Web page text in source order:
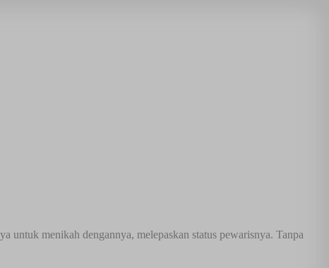
menikah dengannya, melepaskan status pewarisnya. Tanpa